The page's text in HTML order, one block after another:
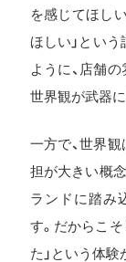
を感じてほし
ほしい」とい
ように、店舗
世界観が武器
一方で、世界
担が大きい概
ランドに踏み
す。だからこそ
た」という体験